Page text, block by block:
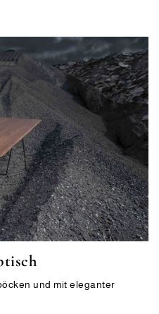
und mit eleganter